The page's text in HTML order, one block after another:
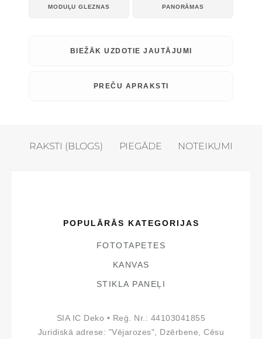
MODUĻU GLEZNAS PANORĀMAS
BIEŽĀK UZDOTIE JAUTĀJUMI
PREČU APRAKSTI
RAKSTI (BLOGS) PIEGĀDE NOTEIKUMI
POPULĀRĀS KATEGORIJAS
FOTOTAPETES
KANVAS
STIKLA PANEĻI
SIA IC Deko • Reģ. Nr.: 44103041855
Juridiskā adrese: "Vējarozes", Dzērbene, Cēsu